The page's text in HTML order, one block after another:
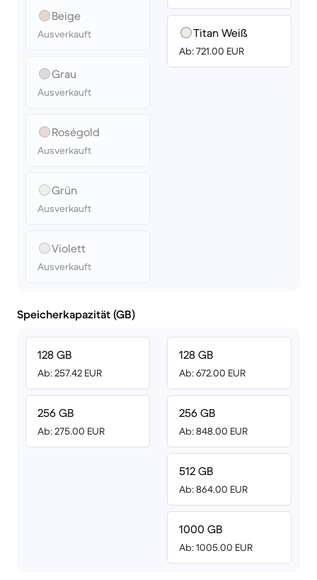
Beige
Ausverkauft
Grau
Ausverkauft
Roségold
Ausverkauft
Grün
Ausverkauft
Violett
Ausverkauft
Titan Weiß
Ab: 721.00 EUR
Speicherkapazität (GB)
128 GB
Ab: 257.42 EUR
256 GB
Ab: 275.00 EUR
128 GB
Ab: 672.00 EUR
256 GB
Ab: 848.00 EUR
512 GB
Ab: 864.00 EUR
1000 GB
Ab: 1005.00 EUR